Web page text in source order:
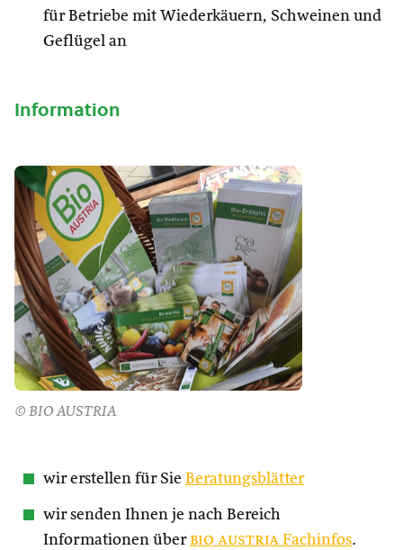
für Betriebe mit Wiederkäuern, Schweinen und
Geflügel an
Information
© BIO AUSTRIA
wir erstellen für Sie Beratungsblätter
wir senden Ihnen je nach Bereich
Informationen über bio austria Fachinfos.